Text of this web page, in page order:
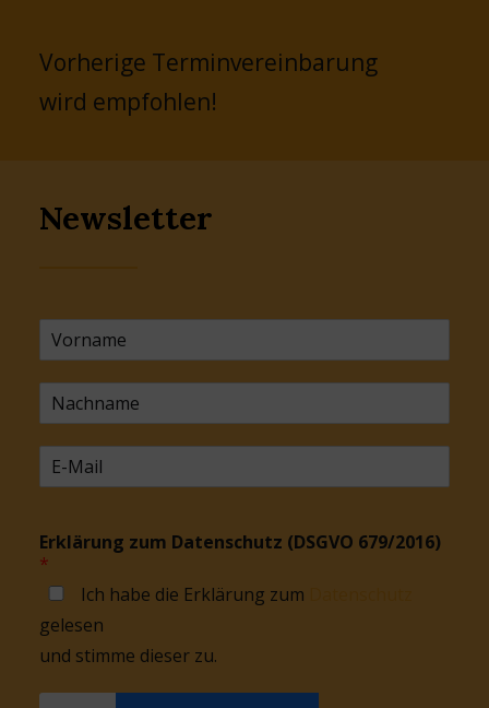
Vorherige Terminvereinbarung
wird empfohlen!
Newsletter
Erklärung zum Datenschutz (DSGVO 679/2016)
*
Ich habe die Erklärung zum
gelesen
und stimme dieser zu.